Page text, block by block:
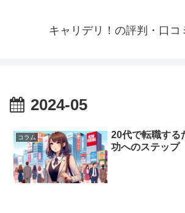
キャリデリ！の評判・口コ
2024-05
コラム
20代で転職する
功へのステップ